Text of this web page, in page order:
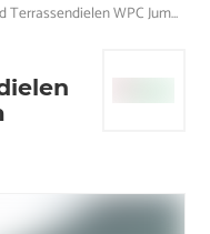
megawood Terrassendielen WPC Jumbo Premium massiv basaltgrau 21x242mm